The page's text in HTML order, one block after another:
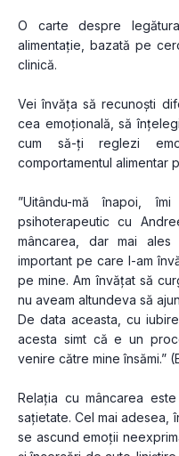
O carte despre
alimentație, bazată pe
clinică.
Vei învăța să recunoști
cea emoțională, să
cum să-ți reglezi
comportamentul alimentar
”Uitându-mă înapoi,
psihoterapeutic cu
mâncarea, dar mai
important pe care l-am
pe mine. Am învățat să
nu aveam altundeva să
De data aceasta, cu
acesta simt că e un
venire către mine însămi.”
Relația cu mâncarea
sațietate. Cel mai adesea,
se ascund emoții